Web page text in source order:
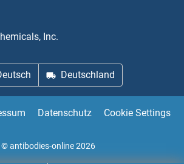
Inc.
Deutschland
Datenschutz
Cookie Settings
© antibodies-online 2026